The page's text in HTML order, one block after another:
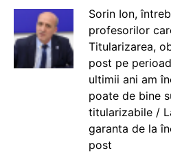
Sorin Ion,
profesorilor
Titularizarea,
post pe
ultimii ani am
poate de bine
titularizabile /
garanta de la
post